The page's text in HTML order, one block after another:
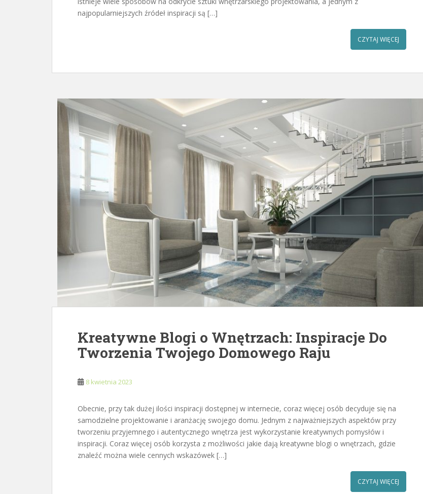
najpopularniejszych źródeł inspiracji są […]
CZYTAJ WIĘCEJ
Kreatywne Blogi o Wnętrzach: Inspiracje Do
Tworzenia Twojego Domowego Raju
8 kwietnia 2023
Obecnie, przy tak dużej ilości inspiracji dostępnej w internecie, coraz więcej osób decyduje się na
samodzielne projektowanie i aranżację swojego domu. Jednym z najważniejszych aspektów przy
tworzeniu przyjemnego i autentycznego wnętrza jest wykorzystanie kreatywnych pomysłów i
inspiracji. Coraz więcej osób korzysta z możliwości jakie dają kreatywne blogi o wnętrzach, gdzie
znaleźć można wiele cennych wskazówek […]
CZYTAJ WIĘCEJ